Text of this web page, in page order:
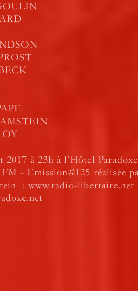
2017 à 23h à l'Hôtel
- Emission#125 réalisée
: www.radio-libertaire.net